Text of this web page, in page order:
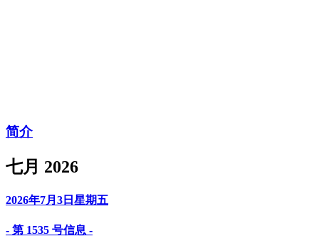
简介
七月 2026
2026年7月3日星期五
- 第 1535 号信息 -